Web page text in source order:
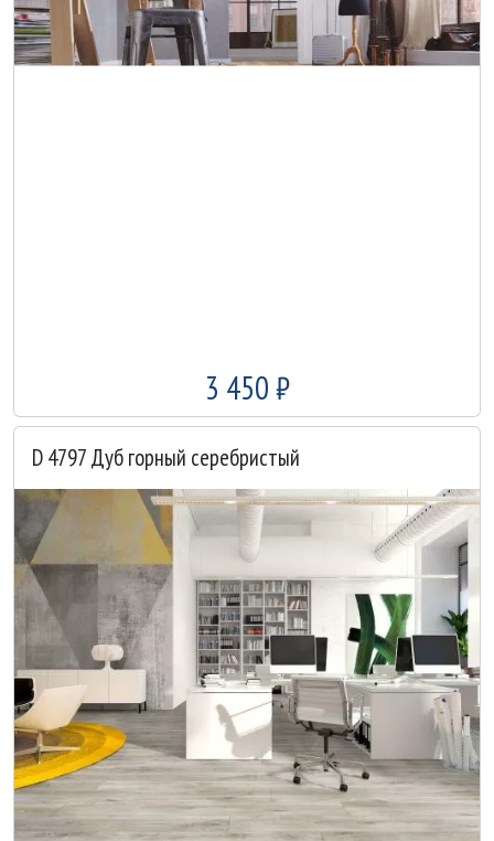
3 450 ₽
D 4797 Дуб горный серебристый